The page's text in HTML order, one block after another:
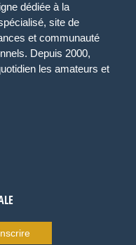
dédiée à la
site de
et communauté
Depuis 2000,
les amateurs et